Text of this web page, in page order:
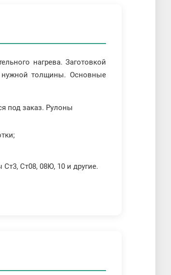
нагрева. Заготовкой
нужной толщины. Основные
под заказ. Рулоны
Ст08, 08Ю, 10 и другие.